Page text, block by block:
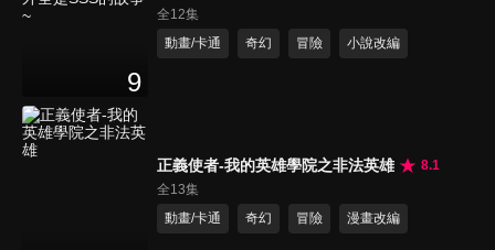
9
SSS的故事~
全12集
動畫/卡通
奇幻 冒險 小說改編
正義使者-我的英雄學院之非法英雄
8.1
全13集
動畫/卡通
奇幻 冒險 漫畫改編